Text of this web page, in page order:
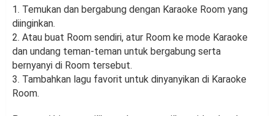
1. Temukan dan bergabung dengan Karaoke Room yang
diinginkan.
2. Atau buat Room sendiri, atur Room ke mode Karaoke
dan undang teman-teman untuk bergabung serta
bernyanyi di Room tersebut.
3. Tambahkan lagu favorit untuk dinyanyikan di Karaoke
Room.